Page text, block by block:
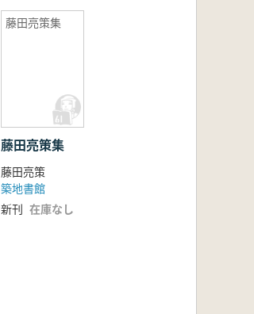
藤田亮策集
藤田亮策集
藤田亮策
築地書館
新刊 在庫なし